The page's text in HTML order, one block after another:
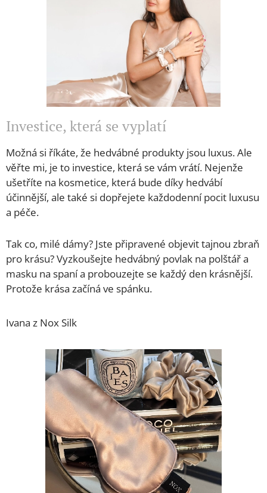
Investice, která se vyplatí
Možná si říkáte, že hedvábné produkty jsou luxus. Ale
věřte mi, je to investice, která se vám vrátí. Nejenže
ušetříte na kosmetice, která bude díky hedvábí
účinnější, ale také si dopřejete každodenní pocit luxusu
a péče.
Tak co, milé dámy? Jste připravené objevit tajnou zbraň
pro krásu? Vyzkoušejte hedvábný povlak na polštář a
masku na spaní a probouzejte se každý den krásnější.
Protože krása začíná ve spánku.
Ivana z Nox Silk